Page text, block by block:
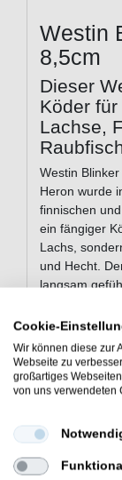
Westin
8,5cm
Dieser
Köder
Lachse,
Westin
Heron wurde
finnischen
ein fängiger
Lachs,
und Hecht.
langsam
in in vielen
jeden
Great
Cookie-
Wir können diese zur
Webseite zu
großartiges
von uns verwendeten